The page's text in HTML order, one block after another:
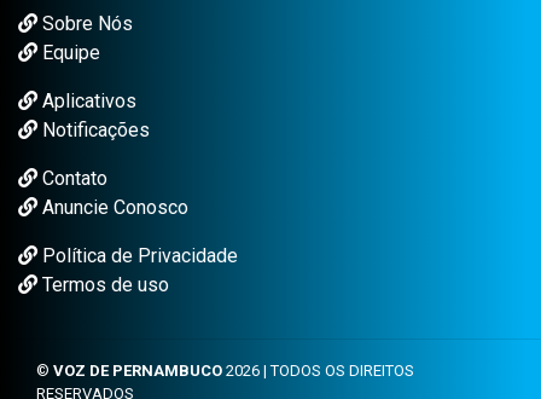
Sobre Nós
Equipe
Aplicativos
Notificações
Contato
Anuncie Conosco
Política de Privacidade
Termos de uso
© VOZ DE PERNAMBUCO 2026 | TODOS OS DIREITOS
RESERVADOS